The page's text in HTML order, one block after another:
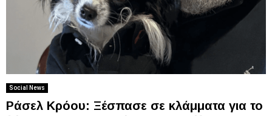
Social News
Ράσελ Κρόου: Ξέσπασε σε κλάμματα για το